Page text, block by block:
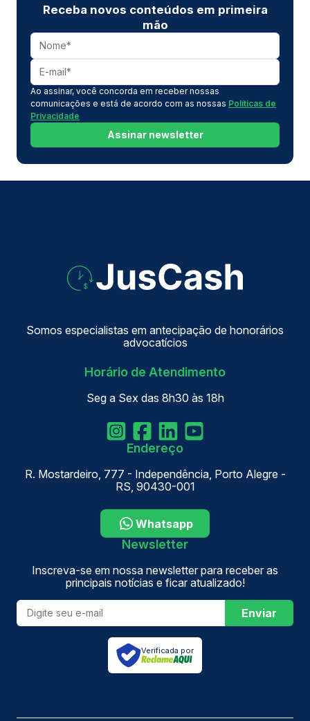
Receba novos conteúdos em primeira
mão
Ao assinar, você concorda em receber nossas
comunicações e está de acordo com as nossas Políticas de
Privacidade
Assinar newsletter
Somos especialistas em antecipação de honorários
advocatícios
Horário de Atendimento
Seg a Sex das 8h30 às 18h
Endereço
R. Mostardeiro, 777 - Independência, Porto Alegre -
RS, 90430-001
Whatsapp
Newsletter
Inscreva-se em nossa newsletter para receber as
principais notícias e ficar atualizado!
Enviar
Verificada por